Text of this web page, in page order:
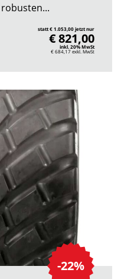
statt € 1.053,00 jetzt nur
€ 821,00
inkl. 20% MwSt
€ 684,17exkl. MwSt
-22%